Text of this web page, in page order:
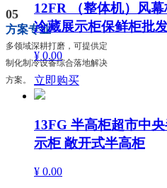
05
方案专业
多领域深耕打磨，可提供定
制化制冷设备综合落地解决
方案。
12FR （整体机）风
冷藏展示柜保鲜柜批
¥ 0.00
立即购买
13FG 半高柜超市中
示柜 敞开式半高柜
¥ 0.00